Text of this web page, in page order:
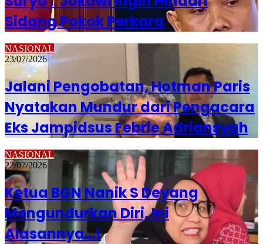
Sidang Pokok Perkara
NASIONAL
23/07/2026
Jalani Pengobatan, Hotman Paris
Nyatakan Mundur dari Pengacara
Eks Jampidsus Febrie Adriansyah
NASIONAL
22/07/2026
Ketua BGN Nanik S Deyang
Mengundurkan Diri, Ini
Alasannya…!